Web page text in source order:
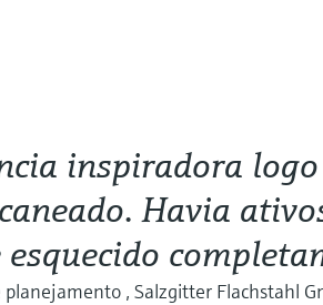
inspiradora
Havia
, Salzgitter Flachstahl